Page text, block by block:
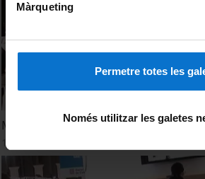
Màrqueting
Permetre totes les
Només utilitzar les galetes
Matefest 2009
1 Abril, 2009